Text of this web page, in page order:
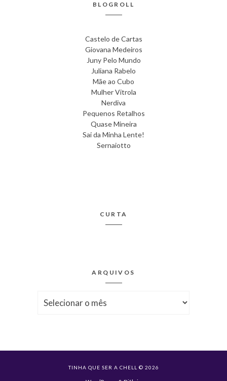
BLOGROLL
Castelo de Cartas
Giovana Medeiros
Juny Pelo Mundo
Juliana Rabelo
Mãe ao Cubo
Mulher Vitrola
Nerdiva
Pequenos Retalhos
Quase Mineira
Sai da Minha Lente!
Sernaiotto
CURTA
ARQUIVOS
TINHA QUE SER A CHELL © 2026